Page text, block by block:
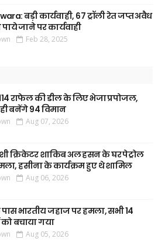
बड़ी कार्यवाही, 67 ट्रॉली रेत जप्त अवैध
जाने पर कार्यवाही
Feb 28, 2025
राफेल की डील के लिए भेजा प्रपोजल,
बनेंगे 94 विमान
Aug 07, 2026
क्रिकेटर शाकिब अल हसन के घर पेट्रोल
हसीना के कार्यक्रम हुए थे शामिल
Aug 06, 2026
भारतीय जहाज पर हमला, सभी 14
बचाया गया
Aug 05, 2026